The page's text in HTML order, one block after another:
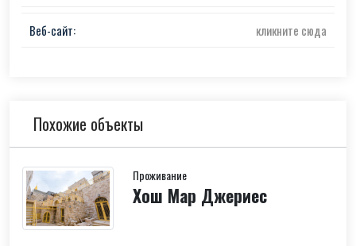
Веб-сайт: кликните сюда
Похожие объекты
Проживание
Хош Мар Джериес